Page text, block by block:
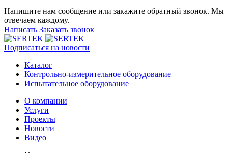
Напишите нам сообщение или закажите обратный звонок. Мы
отвечаем каждому.
Написать Заказать звонок
Подписаться на новости
Каталог
Контрольно-измерительное оборудование
Испытательное оборудование
О компании
Услуги
Проекты
Новости
Видео